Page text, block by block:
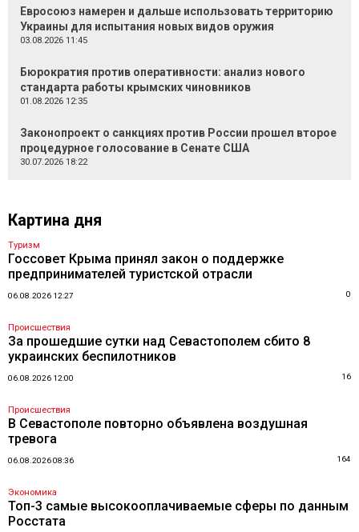
Евросоюз намерен и дальше использовать территорию
Украины для испытания новых видов оружия
03.08.2026 11:45
Бюрократия против оперативности: анализ нового
стандарта работы крымских чиновников
01.08.2026 12:35
Законопроект о санкциях против России прошел второе
процедурное голосование в Сенате США
30.07.2026 18:22
Картина дня
Туризм
Госсовет Крыма принял закон о поддержке
предпринимателей туристской отрасли
06.08.2026 12:27 0
Происшествия
За прошедшие сутки над Севастополем сбито 8
украинских беспилотников
06.08.2026 12:00 16
Происшествия
В Севастополе повторно объявлена воздушная
тревога
06.08.2026 08:36 164
Экономика
Топ-3 самые высокооплачиваемые сферы по данным
Росстата